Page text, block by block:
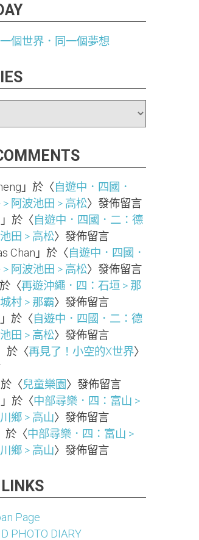
個世界．同一個夢想
」於〈自遊中．四國．
阿波池田 > 高松〉發佈留言
」於〈自遊中．四國．二：德
田 > 高松〉發佈留言
Chan 」於〈自遊中．四國．
阿波池田 > 高松〉發佈留言
〈再遊沖繩．四：石垣 > 那
村 > 那霸〉發佈留言
」於〈自遊中．四國．二：德
田 > 高松〉發佈留言
於〈再見了！小空的X世界〉
於〈兒童樂園〉發佈留言
」於〈中部尋樂．四：富山 >
鄉 > 高山〉發佈留言
於〈中部尋樂．四：富山 >
鄉 > 高山〉發佈留言
Page
PHOTO DIARY